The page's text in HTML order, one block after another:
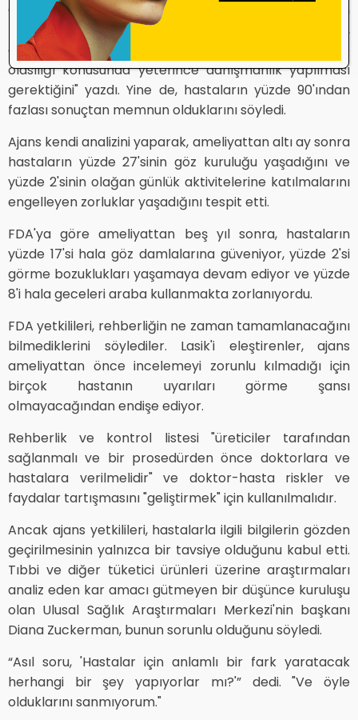
Çalışmanın yazarları, "Lasik ameliyatı geçiren
hastalara, bu seçmeli prosedüre girmeden önce,
ameliyattan sonra yeni görsel semptomlar geliştirme
olasılığı konusunda yeterince danışmanlık yapılması
gerektiğini" yazdı. Yine de, hastaların yüzde 90'ından
fazlası sonuçtan memnun olduklarını söyledi.
Ajans kendi analizini yaparak, ameliyattan altı ay sonra
hastaların yüzde 27'sinin göz kuruluğu yaşadığını ve
yüzde 2'sinin olağan günlük aktivitelerine katılmalarını
engelleyen zorluklar yaşadığını tespit etti.
FDA'ya göre ameliyattan beş yıl sonra, hastaların
yüzde 17'si hala göz damlalarına güveniyor, yüzde 2'si
görme bozuklukları yaşamaya devam ediyor ve yüzde
8'i hala geceleri araba kullanmakta zorlanıyordu.
FDA yetkilileri, rehberliğin ne zaman tamamlanacağını
bilmediklerini söylediler. Lasik'i eleştirenler, ajans
ameliyattan önce incelemeyi zorunlu kılmadığı için
birçok hastanın uyarıları görme şansı
olmayacağından endişe ediyor.
Rehberlik ve kontrol listesi "üreticiler tarafından
sağlanmalı ve bir prosedürden önce doktorlara ve
hastalara verilmelidir" ve doktor-hasta riskler ve
faydalar tartışmasını "geliştirmek" için kullanılmalıdır.
Ancak ajans yetkilileri, hastalarla ilgili bilgilerin gözden
geçirilmesinin yalnızca bir tavsiye olduğunu kabul etti.
Tıbbi ve diğer tüketici ürünleri üzerine araştırmaları
analiz eden kar amacı gütmeyen bir düşünce kuruluşu
olan Ulusal Sağlık Araştırmaları Merkezi'nin başkanı
Diana Zuckerman, bunun sorunlu olduğunu söyledi.
“Asıl soru, 'Hastalar için anlamlı bir fark yaratacak
herhangi bir şey yapıyorlar mı?'” dedi. "Ve öyle
olduklarını sanmıyorum."